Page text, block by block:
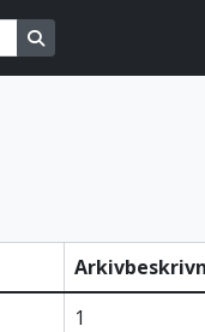
Search in browse
1